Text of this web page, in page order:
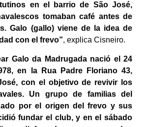
en el barrio de São José,
tomaban café antes de
Galo (gallo) viene de la idea de
con el frevo”, explica Cisneiro.
Galo da Madrugada nació el 24
en la Rua Padre Floriano 43,
con el objetivo de revivir los
Un grupo de familias del
por el origen del frevo y sus
fundar el club, y en el sábado